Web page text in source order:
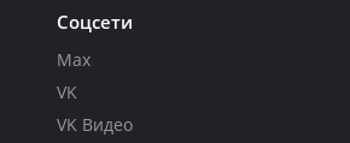
Соцсети
Max
VK
VK Видео